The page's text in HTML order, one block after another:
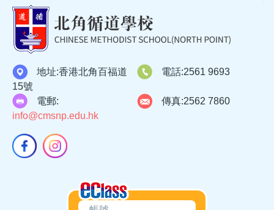
地址:香港北角百福道
15號
電話:2561 9693
電郵:
info@cmsnp.edu.hk
傳真:2562 7860